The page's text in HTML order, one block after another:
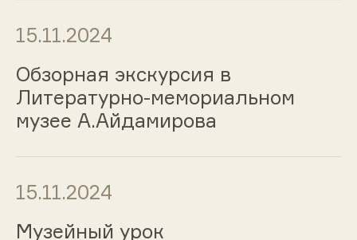
15.11.2024
Обзорная экскурсия в
Литературно-мемориальном
музее А.Айдамирова
15.11.2024
Музейный урок